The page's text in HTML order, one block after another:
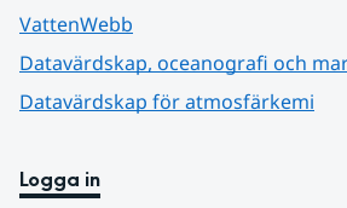
VattenWebb
Datavärdskap, oceanografi och
Datavärdskap för atmosfärkemi
Logga in